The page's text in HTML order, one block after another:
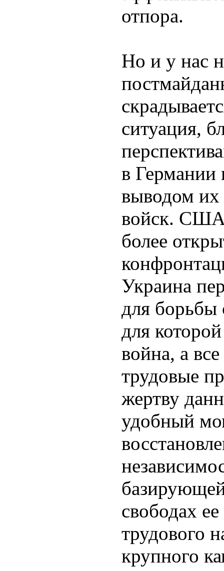
отпора.
Но и у нас
ситуация,
в Германии
выводом
войск. США
более
Украина
для борьбы
для
война, а
трудовые
жертву
удобный
свободах
трудового
крупного